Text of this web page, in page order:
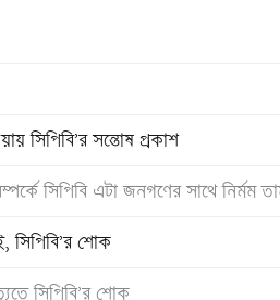
সিপিবি’র সন্তোষ প্রকাশ
সিপিবি এটা জনগণের সাথে নির্মম
সিপিবি’র শোক
সিপিবি’র শোক